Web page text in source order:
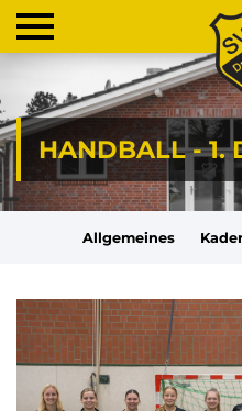
HANDBALL - 1.
Allgemeines